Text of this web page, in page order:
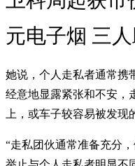
元电子烟 三
她说，个人走私者通常携
经意地显露紧张和不安，
上，或车子较容易被发现
“走私团伙通常准备充分